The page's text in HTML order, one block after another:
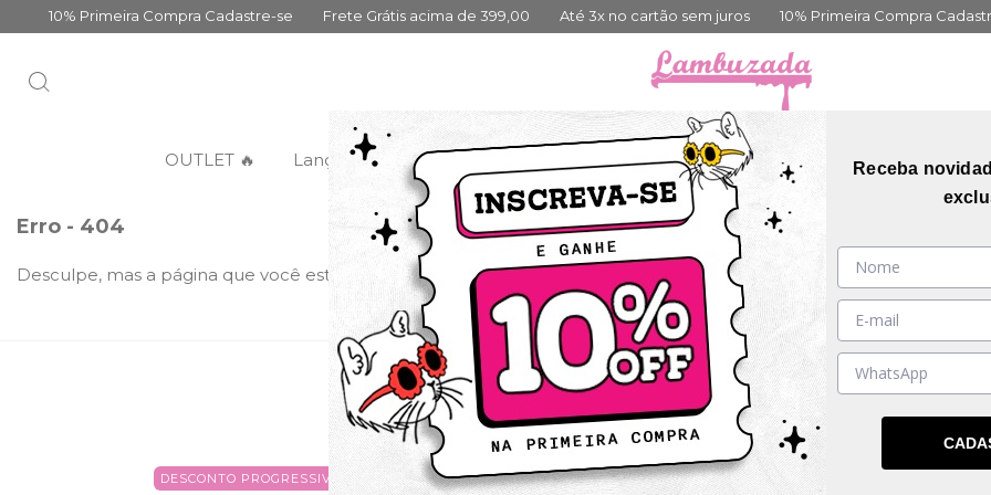
Primeira Compra Cadastre-se Frete Grátis acima de 399,00 Até 3x no cartão sem juros 10% Primeira Compra Cadastre-se
OUTLET 🔥 Lançamentos Categorias Coleções Mais Vendidos Guia de
Erro - 404
Desculpe, mas a página que você está procurando não existe.
Talvez você se interesse pelos seguintes produtos.
DESCONTO PROGRESSIVO DESCONTO PROGRESSIVO
Receba